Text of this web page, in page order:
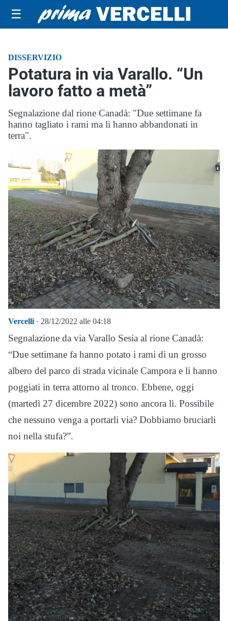
☰
DISSERVIZIO
Potatura in via Varallo. “Un
lavoro fatto a metà”
Segnalazione dal rione Canadà: "Due settimane fa
hanno tagliato i rami ma li hanno abbandonati in
terra".
Vercelli · 28/12/2022 alle 04:18
Segnalazione da via Varallo Sesia al rione Canadà:
“Due settimane fa hanno potato i rami di un grosso
albero del parco di strada vicinale Campora e li hanno
poggiati in terra attorno al tronco. Ebbene, oggi
(martedì 27 dicembre 2022) sono ancora lì. Possibile
che nessuno venga a portarli via? Dobbiamo bruciarli
noi nella stufa?”.